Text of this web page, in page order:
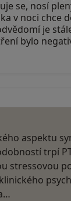
se, nosí
v noci chce
je
bylo
aspektu
trpí
stressovou